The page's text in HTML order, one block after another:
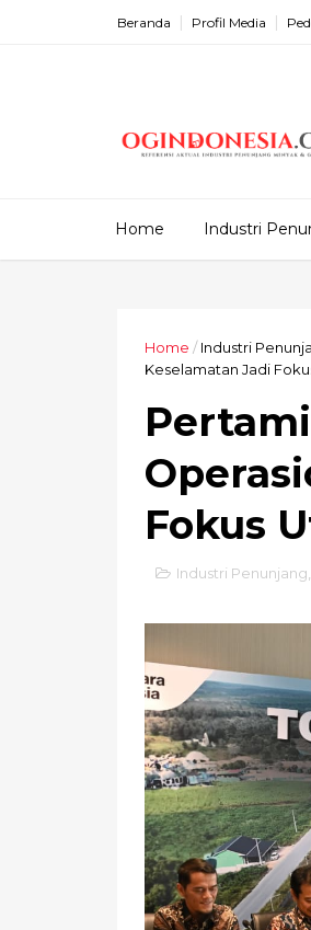
Beranda Profil Media
Home Industri
Home / Industri
Keselamatan Jadi
Fokus
Industri Penunjang